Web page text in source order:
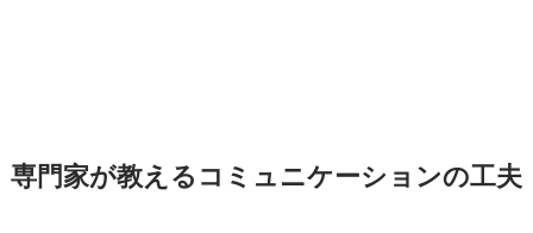
専門家が教えるコミュニケーションの工夫